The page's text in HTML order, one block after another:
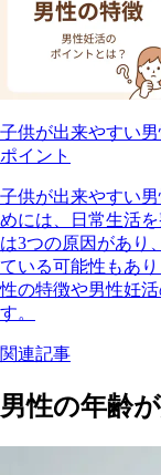
子供が出来やすい
ポイント
子供が出来やすい
めには、日常生活
は3つの原因があり
ている可能性もあ
性の特徴や男性妊
す。
関連記事
男性の年齢